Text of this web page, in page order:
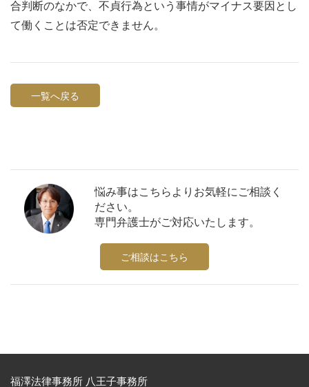
合判断のなかで、不貞行為という事情がマイナス要因とし
て働くことは否定できません。
一覧へ戻る
悩み事はこちらよりお気軽にご相談く
ださい。
専門弁護士がご対応いたします。
ご相談はこちら
福澤法律事務所 八王子事務所